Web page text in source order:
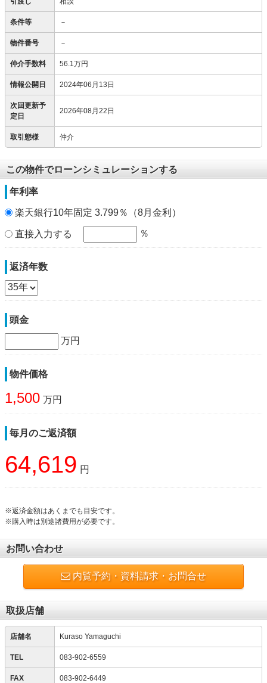
条件等 －
物件番号 －
仲介手数料 56.1万円
情報公開日 2024年06月13日
次回更新予
定日
2026年08月22日
取引態様 仲介
この物件でローンシミュレーションする
年利率
楽天銀行10年固定 3.799％（8月金利）
直接入力する ％
返済年数
頭金
万円
物件価格
1,500 万円
毎月のご返済額
64,619 円
※返済金額はあくまでも目安です。
※購入時は別途諸費用が必要です。
お問い合わせ
内覧予約・資料請求・お問合せ
取扱店舗
店舗名 Kuraso Yamaguchi
TEL 083-902-6559
FAX 083-902-6449